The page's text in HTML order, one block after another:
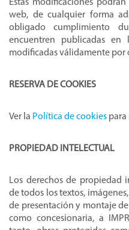
Estas modificaciones
web, de cualquier forma
obligado cumplimiento
encuentren publicadas
modificadas válidamente por
RESERVA DE COOKIES
Ver la Política de cookies para
PROPIEDAD INTELECTUAL
Los derechos de propiedad
de todos los textos,
de presentación y montaje
como concesionaria, a